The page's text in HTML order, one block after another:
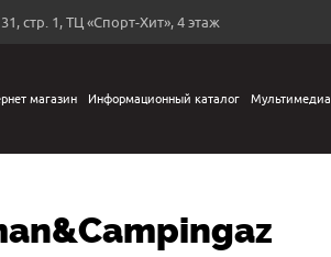
стр. 1, ТЦ «Спорт-Хит», 4 этаж
магазин Информационный каталог Мультимедиа